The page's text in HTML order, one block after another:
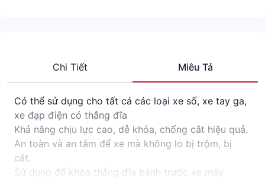
Chi Tiết Miêu Tả
Có thể sử dụng cho tất cả các loại xe số, xe tay ga,
xe đạp điện có thắng đĩa
Khả năng chịu lực cao, dễ khóa, chống cắt hiệu quả.
An toàn và an tâm để xe mà không lo bị trộm, bị
cắt.
Sử dụng để khóa thắng đĩa bánh trước xe máy